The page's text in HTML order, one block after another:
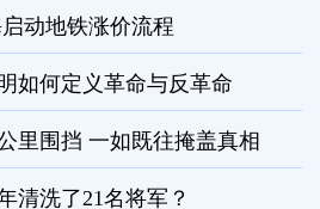
动地铁涨价流程
如何定义革命与反革命
里围挡 一如既往掩盖真相
清洗了21名将军？